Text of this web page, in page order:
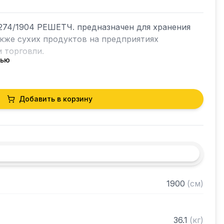
1904 РЕШЕТЧ. предназначен для хранения
сухих продуктов на предприятиях
торговли.
разборный
нержавеющей стали марки AISI 304 толщиной
регулируемое с шагом 50 мм
разобранном виде
Добавить в корзину
1900 (см)
36.1 (кг)